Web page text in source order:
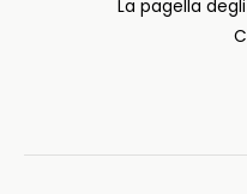
La pagella